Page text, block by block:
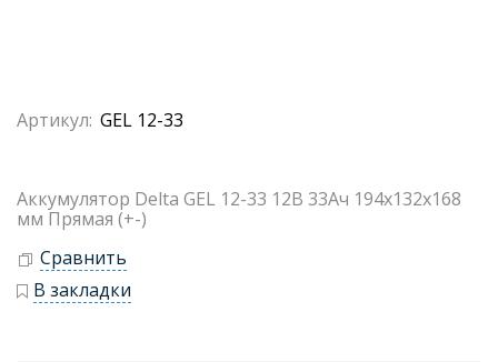
Артикул: GEL 12-33
Аккумулятор Delta GEL 12-33 12В 33Ач 194x132x168
мм Прямая (+-)
Сравнить
В закладки